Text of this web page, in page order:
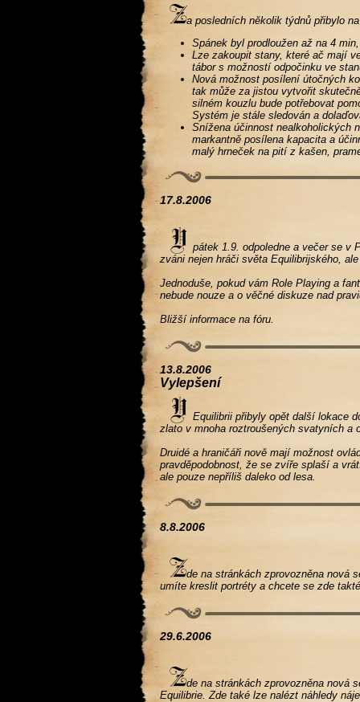
a posledních několik týdnů přibylo
Spánek byl prodloužen až na 4
Lze zakoupit stany, které ač mají
tábor s možností odpočinku ve
Nová možnost posílení útočných
tak může za jistou vytvořit
silném kouzlu bude potřebovat
Systém je stále sledován a
Snížena účinnost nealkoholických
markantně posílena kapacita a
malý hrneček na pití z kašen,
17.8.2006
pátek 1.9. odpoledne a večer se v
zváni nejen hráči světa Equilibrijského,
Jednoduše, pokud vám Role Playing a
nebude nouze a o věčné diskuze nad
Bližší informace na fóru.
13.8.2006
Vylepšení
Equilibrii přibyly opět další lokace
zlato v mnoha roztroušených svatyních a
Druidé a hraničáři nově mají možnost
pravděpodobnost, že se zvíře splaší a
ale pouze nepříliš daleko od lesa.
8.8.2006
de na stránkách zprovozněna nová
umíte kreslit portréty a chcete se zde
29.6.2006
de na stránkách zprovozněna nová
Equilibrie. Zde také lze nalézt náhledy